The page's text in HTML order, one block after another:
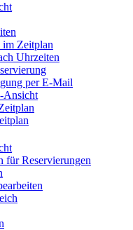
im Zeitplan
Uhrzeiten
per E-Mail
Ansicht
für Reservierungen